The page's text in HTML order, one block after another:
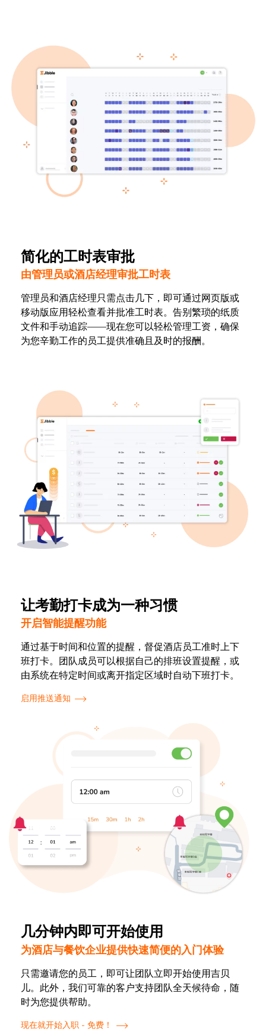
简化的工时表审批
由管理员或酒店经理审批工时表
管理员和酒店经理只需点击几下，即可通过网页版或
移动版应用轻松查看并批准工时表。告别繁琐的纸质
文件和手动追踪——现在您可以轻松管理工资，确保
为您辛勤工作的员工提供准确且及时的报酬。
让考勤打卡成为一种习惯
开启智能提醒功能
通过基于时间和位置的提醒，督促酒店员工准时上下
班打卡。团队成员可以根据自己的排班设置提醒，或
由系统在特定时间或离开指定区域时自动下班打卡。
启用推送通知
几分钟内即可开始使用
为酒店与餐饮企业提供快速简便的入门体验
只需邀请您的员工，即可让团队立即开始使用吉贝
儿。此外，我们可靠的客户支持团队全天候待命，随
时为您提供帮助。
现在就开始入职 - 免费！